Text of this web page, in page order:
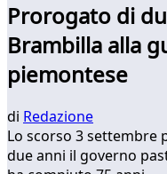
Prorogato di
Brambilla alla
piemontese
di Redazione
Lo scorso 3 settembre
due anni il governo